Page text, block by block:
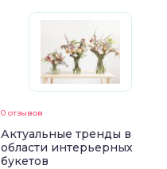
0 отзывов
Актуальные тренды в
области интерьерных
букетов